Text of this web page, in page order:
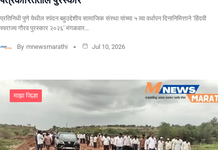
प्रतिनिधी पुणे येथील स्पंदन बहुउद्देशीय सामाजिक संस्था यांच्या ५ व्या वर्धापन दिनानिमित्ताने ‘हिंदवी
स्वराज्य गौरव पुरस्कार २०२६’ मंगळवार…
By mnewsmarathi Jul 10, 2026
माझा जिल्हा